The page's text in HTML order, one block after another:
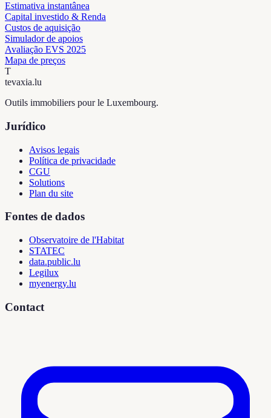
Estimativa instantânea
Capital investido & Renda
Custos de aquisição
Simulador de apoios
Avaliação EVS 2025
Mapa de preços
T
tevaxia.lu
Outils immobiliers pour le Luxembourg.
Jurídico
Avisos legais
Política de privacidade
CGU
Solutions
Plan du site
Fontes de dados
Observatoire de l'Habitat
STATEC
data.public.lu
Legilux
myenergy.lu
Contact